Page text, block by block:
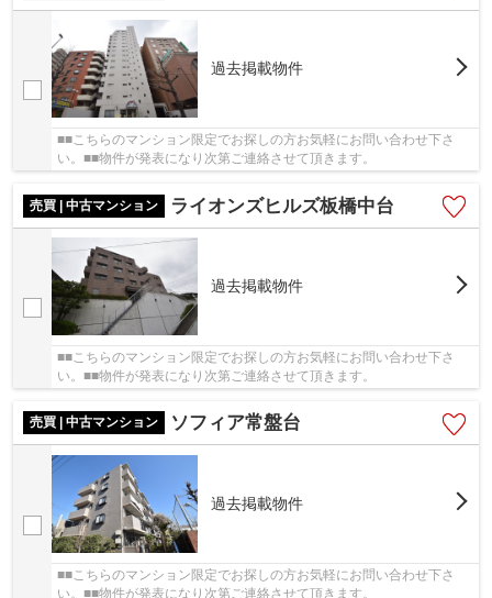
過去掲載物件
■■こちらのマンション限定でお探しの方お気軽にお問い合わせ下さ
い。■■物件が発表になり次第ご連絡させて頂きます。
売買 | 中古マンション ライオンズヒルズ板橋中台
過去掲載物件
■■こちらのマンション限定でお探しの方お気軽にお問い合わせ下さ
い。■■物件が発表になり次第ご連絡させて頂きます。
売買 | 中古マンション ソフィア常盤台
過去掲載物件
■■こちらのマンション限定でお探しの方お気軽にお問い合わせ下さ
い。■■物件が発表になり次第ご連絡させて頂きます。